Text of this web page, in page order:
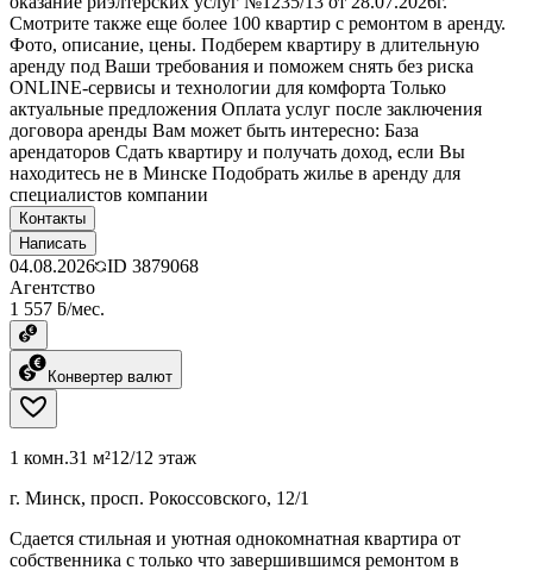
Смотрите также еще более 100 квартир с ремонтом в аренду.
Фото, описание, цены. Подберем квартиру в длительную
аренду под Ваши требования и поможем снять без риска
ONLINE-сервисы и технологии для комфорта Только
актуальные предложения Оплата услуг после заключения
договора аренды Вам может быть интересно: База
арендаторов Сдать квартиру и получать доход, если Вы
находитесь не в Минске Подобрать жилье в аренду для
специалистов компании
Контакты
Написать
04.08.2026 ID 3879068
Агентство
1 557 ƃ/мес.
Конвертер валют
1 комн.31 м²12/12 этаж
г. Минск, просп. Рокоссовского, 12/1
Сдается стильная и уютная однокомнатная квартира от
собственника с только что завершившимся ремонтом в